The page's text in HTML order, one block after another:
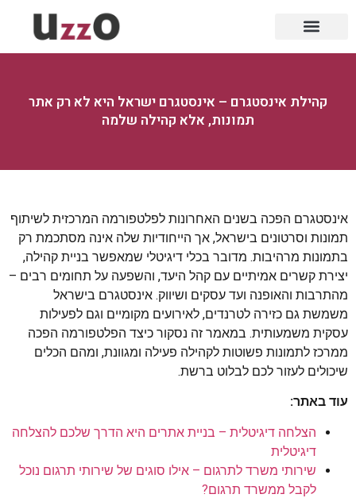
קהילת אינסטגרם – אינסטגרם ישראל היא לא רק אתר
תמונות, אלא קהילה שלמה
אינסטגרם הפכה בשנים האחרונות לפלטפורמה המרכזית לשיתוף
תמונות וסרטונים בישראל, אך הייחודיות שלה אינה מסתכמת רק
בתמונות מרהיבות. מדובר בכלי דיגיטלי שמאפשר בניית קהילה,
יצירת קשרים אמיתיים עם קהל היעד, והשפעה על תחומים רבים –
מהתרבות והאופנה ועד עסקים ושיווק. אינסטגרם בישראל
משמשת גם כזירה לטרנדים, לאירועים מקומיים וגם לפעילות
עסקית משמעותית. במאמר זה נסקור כיצד הפלטפורמה הפכה
ממרכז לתמונות פשוטות לקהילה פעילה ומגוונת, ומהם הכלים
שיכולים לעזור לכם לבלוט ברשת.
עוד באתר:
הצלחה דיגיטלית – בניית אתרים היא הדרך שלכם להצלחה
דיגיטלית
שירותי משרד לתרגום – אילו סוגים של שירותי תרגום נוכל
לקבל ממשרד תרגום?